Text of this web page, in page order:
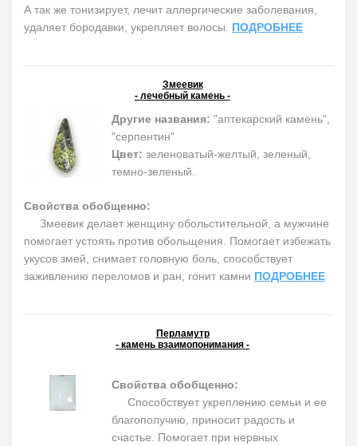
А так же тонизирует, лечит аллергические заболевания,
удаляет бородавки, укрепляет волосы. ПОДРОБНЕЕ
Змеевик
- лечебный камень -
Другие названия: "аптекарский камень",
"серпентин"
Цвет: зеленоватый-желтый, зеленый,
темно-зеленый.
Свойства обобщенно:
Змеевик делает женщину обольстительной, а мужчине
помогает устоять против обольщения. Помогает избежать
укусов змей, снимает головную боль, способствует
заживлению переломов и ран, гонит камни ПОДРОБНЕЕ
Перламутр
- камень взаимопонимания -
Свойства обобщенно:
Способствует укреплению семьи и ее
благополучию, приносит радость и
счастье. Помогает при нервных